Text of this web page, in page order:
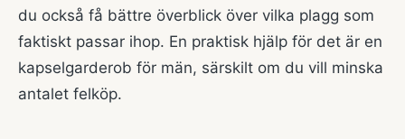
du också få bättre överblick över vilka plagg som
faktiskt passar ihop. En praktisk hjälp för det är en
kapselgarderob för män, särskilt om du vill minska
antalet felköp.